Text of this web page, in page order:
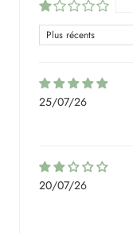
Sort by
25/07/26
20/07/26